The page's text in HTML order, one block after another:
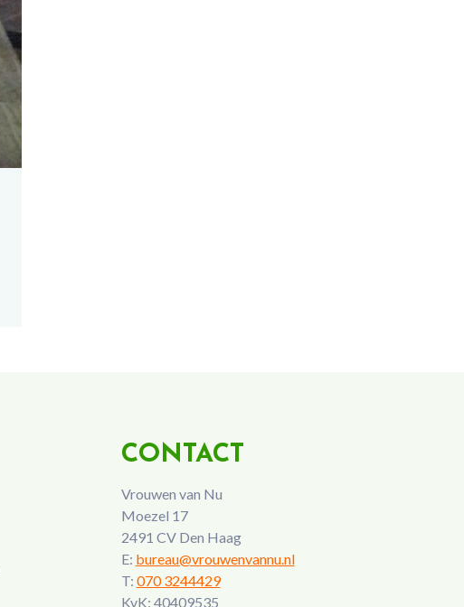
CONTACT
Vrouwen van Nu
Moezel 17
2491 CV Den Haag
E: bureau@vrouwenvannu.nl
T: 070 3244429
KvK: 40409535